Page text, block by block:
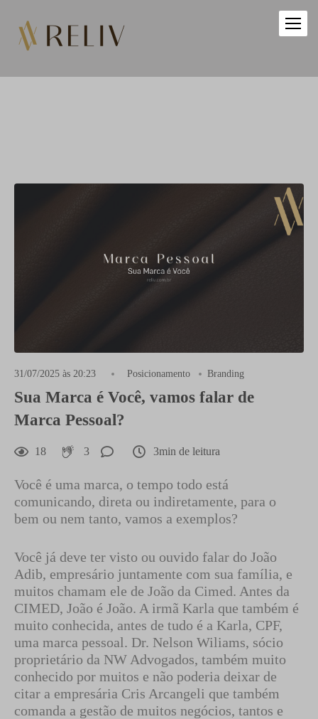
31/07/2025 às 20:23 Posicionamento Branding
Sua Marca é Você, vamos falar de
Marca Pessoal?
18 3 3min de leitura
Você é uma marca, o tempo todo está
comunicando, direta ou indiretamente, para o
bem ou nem tanto, vamos a exemplos?
Você já deve ter visto ou ouvido falar do João
Adib, empresário juntamente com sua família, e
muitos chamam ele de João da Cimed. Antes da
CIMED, João é João. A irmã Karla que também é
muito conhecida, antes de tudo é a Karla, CPF,
uma marca pessoal. Dr. Nelson Wiliams, sócio
proprietário da NW Advogados, também muito
conhecido por muitos e não poderia deixar de
citar a empresária Cris Arcangeli que também
comanda a gestão de muitos negócios, tantos e